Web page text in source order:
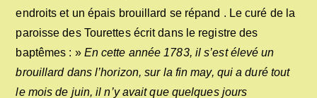
endroits et un épais brouillard se répand . Le curé de la
paroisse des Tourettes écrit dans le registre des
baptêmes : » En cette année 1783, il s’est élevé un
brouillard dans l’horizon, sur la fin may, qui a duré tout
le mois de juin, il n’y avait que quelques jours